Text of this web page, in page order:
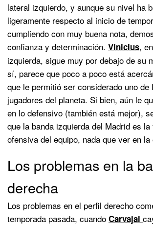
lateral izquierdo, y aunque su nivel ha
ligeramente respecto al inicio de
cumpliendo con muy buena nota,
confianza y determinación. Vinicius,
izquierda, sigue muy por debajo de su
sí, parece que poco a poco está
que le permitió ser considerado uno de
jugadores del planeta. Si bien, aún le
en lo defensivo (también está mejor),
que la banda izquierda del Madrid es
ofensiva del equipo, nada que ver en la
Los problemas en la
derecha
Los problemas en el perfil derecho
temporada pasada, cuando Carvajal